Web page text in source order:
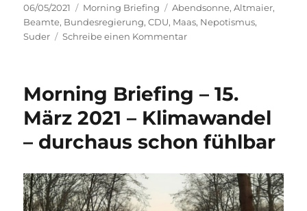
Veröffentlicht
am
06/05/2021 Kategorien
Morning Briefing Schlagwörter
Abendsonne,Altmaier,
Beamte, Bundesregierung,CDU, Maas, Nepotismus,
Suder
Schreibe einen Kommentarzu
6.
Mai
2021
–
Operation
–
in
vollem
Morning Briefing – 15.
März 2021 – Klimawandel
– durchaus schon fühlbar